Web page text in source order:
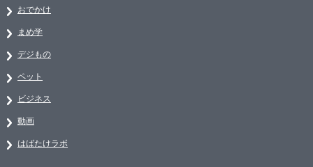
おでかけ
まめ学
デジもの
ペット
ビジネス
動画
はばたけラボ